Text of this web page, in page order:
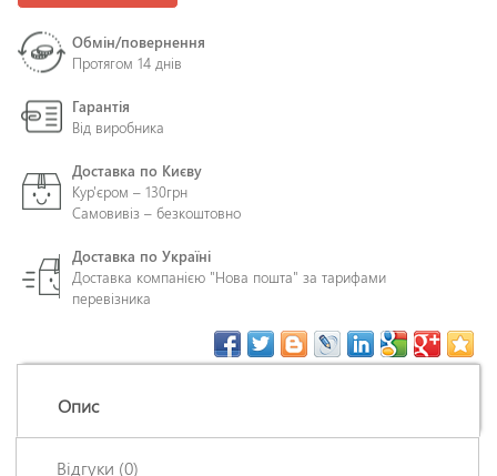
Обмін/повернення
Протягом 14 днів
Гарантія
Від виробника
Доставка по Києву
Кур'єром – 130грн
Самовивіз – безкоштовно
Доставка по Україні
Доставка компанією "Нова пошта" за тарифами
перевізника
Опис
Відгуки (0)